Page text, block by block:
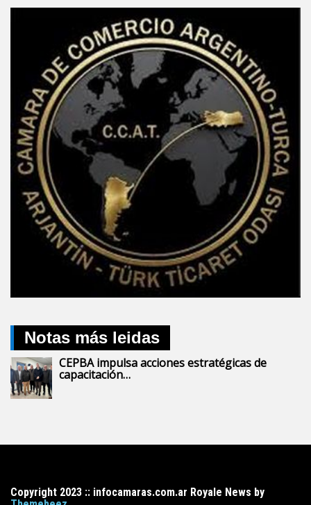
Notas más leidas
CEPBA impulsa acciones estratégicas de
capacitación…
Copyright 2023 :: infocamaras.com.ar Royale News by